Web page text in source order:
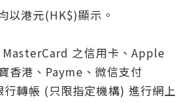
以港元(HK$)顯示。
之信用卡、 Apple
香港、Payme、微信支付
轉帳 (只限指定機構) 進行網上